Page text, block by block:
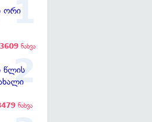
ორი
3609 ნახვა
წლის
ნახვა